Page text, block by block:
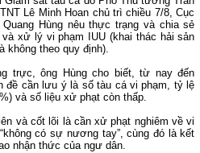
Lê Minh Hoan chủ trì chiều 7/8, Cục
Hùng nêu thực trạng và chia sẻ
và xử lý vi phạm
IUU (khai thác hải sản
không theo quy định).
trực, ông Hùng cho biết, từ nay đến
đề cần lưu ý là số tàu cá vi phạm, tỷ lệ
và số liệu xử phạt còn thấp.
và cốt lõi là cần xử phạt nghiêm về vi
có sự nương tay”, cùng đó là kết
nhận thức của ngư dân.